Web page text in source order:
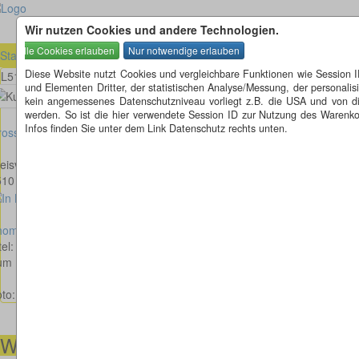
Wir nutzen Cookies und andere Technologien.
Diese Website nutzt Cookies und vergleichbare Funktionen wie
und Elementen Dritter, der statistischen Analyse/Messung, der
kein angemessenes Datenschutzniveau vorliegt z.B. die USA und
werden. So ist die hier verwendete Session ID zur Nutzung des
Infos finden Sie unter dem Link Datenschutz rechts unten.
Startseite » Nordrhein-Westfalen (NRW) » Altenberge (NRW)
L510 - L874 - Münsterstraße in Altenberge
Bild anzeigen
in Altenberge
- L874 - Münsterstraße
Helmkamp
„Eisscholle"
Kunstwerk: Die Gestaltung des Kreisverkehrs nimmt Bezug auf
© Thomas Helmkamp
Wir helfen Ihnen gerne weiter